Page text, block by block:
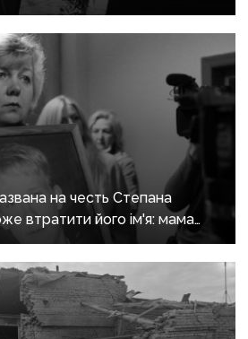
з Олексієм Юковим:
на честь Степана
втратити його ім'я: мама
про рішення влади